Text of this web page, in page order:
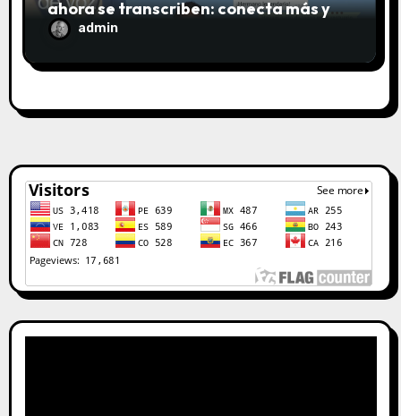
ahora se transcriben: conecta más y
escucha menos
admin